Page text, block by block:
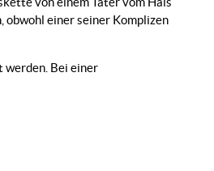
obwohl einer seiner Komplizen
werden. Bei einer